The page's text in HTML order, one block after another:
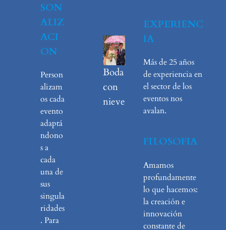
SON
ALIZ
ACI
ON
Person
alizam
os cada
evento
adaptá
ndono
s a
cada
una de
sus
singula
ridades
. Para
Boda
con
nieve
EXPERIENC
IA
Más de 25 años
de experiencia en
el sector de los
eventos nos
avalan.
FILOSOFIA
Amamos
profundamente
lo que hacemos:
la creación e
innovación
constante de